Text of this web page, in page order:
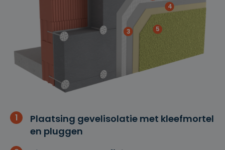
3
4
5
1
Plaatsing gevelisolatie met kleefmortel
en pluggen